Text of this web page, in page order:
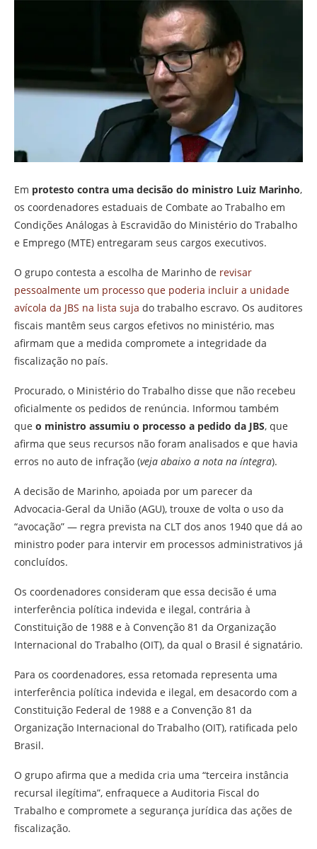
Em protesto contra uma decisão do ministro Luiz Marinho,
os coordenadores estaduais de Combate ao Trabalho em
Condições Análogas à Escravidão do Ministério do Trabalho
e Emprego (MTE) entregaram seus cargos executivos.
O grupo contesta a escolha de Marinho de revisar
pessoalmente um processo que poderia incluir a unidade
avícola da JBS na lista suja do trabalho escravo. Os auditores
fiscais mantêm seus cargos efetivos no ministério, mas
afirmam que a medida compromete a integridade da
fiscalização no país.
Procurado, o Ministério do Trabalho disse que não recebeu
oficialmente os pedidos de renúncia. Informou também
que o ministro assumiu o processo a pedido da JBS, que
afirma que seus recursos não foram analisados e que havia
erros no auto de infração (veja abaixo a nota na íntegra).
A decisão de Marinho, apoiada por um parecer da
Advocacia-Geral da União (AGU), trouxe de volta o uso da
“avocação” — regra prevista na CLT dos anos 1940 que dá ao
ministro poder para intervir em processos administrativos já
concluídos.
Os coordenadores consideram que essa decisão é uma
interferência política indevida e ilegal, contrária à
Constituição de 1988 e à Convenção 81 da Organização
Internacional do Trabalho (OIT), da qual o Brasil é signatário.
Para os coordenadores, essa retomada representa uma
interferência política indevida e ilegal, em desacordo com a
Constituição Federal de 1988 e a Convenção 81 da
Organização Internacional do Trabalho (OIT), ratificada pelo
Brasil.
O grupo afirma que a medida cria uma “terceira instância
recursal ilegítima”, enfraquece a Auditoria Fiscal do
Trabalho e compromete a segurança jurídica das ações de
fiscalização.